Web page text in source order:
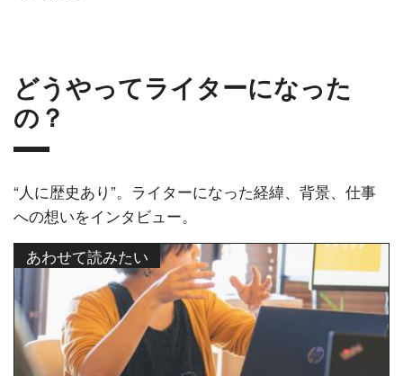
どうやってライターになった
の？
“人に歴史あり”。ライターになった経緯、背景、仕事
への想いをインタビュー。
あわせて読みたい